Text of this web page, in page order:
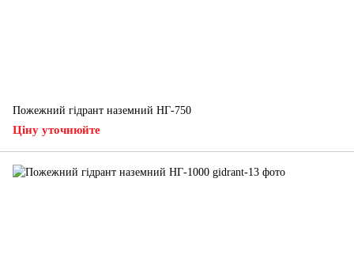
Пожежний гідрант наземний НГ-750
Ціну уточнюйте